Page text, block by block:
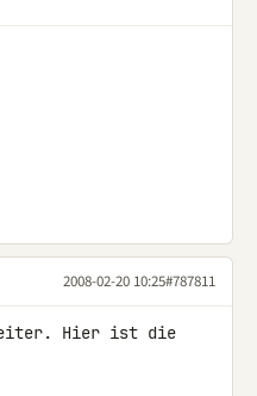
2008-02-20 10:25#787811
Hier ist die